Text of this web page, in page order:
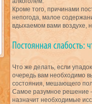
Кроме того, причинами
непогода, малое
вдыхаемом вами воздухе,
Что же делать, если
очередь вам необходимо
состояния, мешающего
Самое разумное решение
назначит необходимые